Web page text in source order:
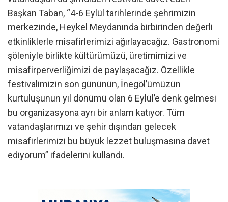
Başkan Taban, “4-6 Eylül tarihlerinde şehrimizin
merkezinde, Heykel Meydanında birbirinden değerli
etkinliklerle misafirlerimizi ağırlayacağız. Gastronomi
şöleniyle birlikte kültürümüzü, üretimimizi ve
misafirperverliğimizi de paylaşacağız. Özellikle
festivalimizin son gününün, İnegöl’ümüzün
kurtuluşunun yıl dönümü olan 6 Eylül’e denk gelmesi
bu organizasyona ayrı bir anlam katıyor. Tüm
vatandaşlarımızı ve şehir dışından gelecek
misafirlerimizi bu büyük lezzet buluşmasına davet
ediyorum” ifadelerini kullandı.